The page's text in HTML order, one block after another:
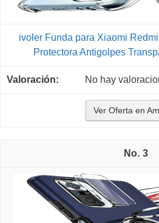
ivoler Funda para Xiaomi
Protectora Antigolpes
No hay
Ver Oferta en
3